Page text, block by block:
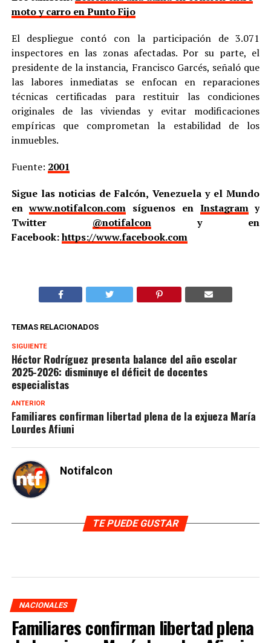
moto y carro en Punto Fijo
El despliegue contó con la participación de 3.071
inspectores en las zonas afectadas. Por su parte, el
presidente de la instancia, Francisco Garcés, señaló que
las labores inmediatas se enfocan en reparaciones
técnicas certificadas para restituir las condiciones
originales de las viviendas y evitar modificaciones
empíricas que comprometan la estabilidad de los
inmuebles.
Fuente: 2001
Sigue las noticias de Falcón, Venezuela y el Mundo
enwww.notifalcon.com síguenos en Instagramy
Twitter @notifalcony en
Facebook:https://www.facebook.com
TEMAS RELACIONADOS
SIGUIENTE
Héctor Rodríguez presenta balance del año escolar
2025-2026: disminuye el déficit de docentes
especialistas
ANTERIOR
Familiares confirman libertad plena de la exjueza María
Lourdes Afiuni
Notifalcon
TE PUEDE GUSTAR
NACIONALES
Familiares confirman libertad plena